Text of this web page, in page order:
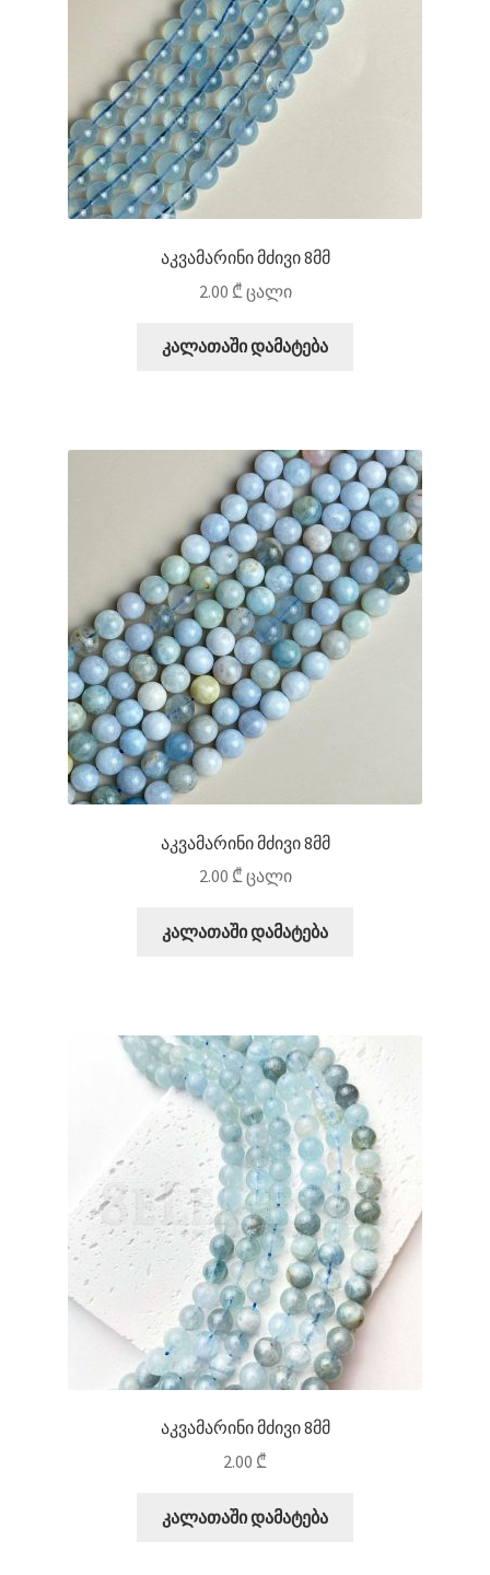
აკვამარინი მძივი 8მმ
2.00 ₾ ცალი
კალათაში დამატება
აკვამარინი მძივი 8მმ
2.00 ₾ცალი
კალათაში დამატება
აკვამარინი მძივი 8მმ
2.00 ₾
კალათაში დამატება